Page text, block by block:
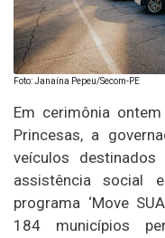
Foto: Janaína Pepeu/Secom-PE
Em cerimônia
Princesas, a
veículos
assistência social
programa ‘Move
184 municípios